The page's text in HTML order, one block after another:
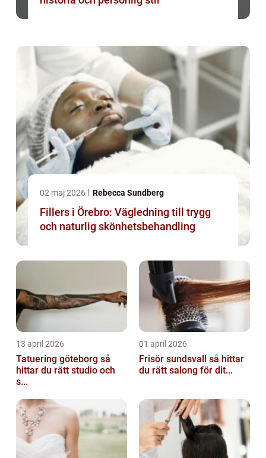
02 maj 2026 Rebecca Sundberg
Fillers i Örebro: Vägledning till trygg
och naturlig skönhetsbehandling
13 april 2026
Tatuering göteborg så
hittar du rätt studio och
s...
01 april 2026
Frisör sundsvall så hittar
du rätt salong för dit...